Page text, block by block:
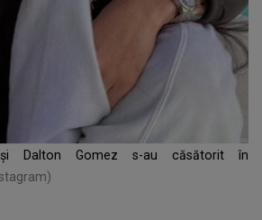
Dalton Gomez s-au căsătorit în